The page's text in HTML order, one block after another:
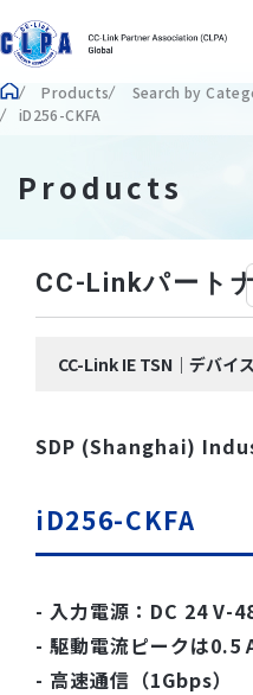
Products Search by
iD256-CKFA
Products
CC-Linkパート
CC-Link IE TSN｜デバイ
SDP (Shanghai)
iD256-CKFA
- 入力電源：DC 24 V-
- 駆動電流ピークは0.5
- 高速通信（1Gbps）